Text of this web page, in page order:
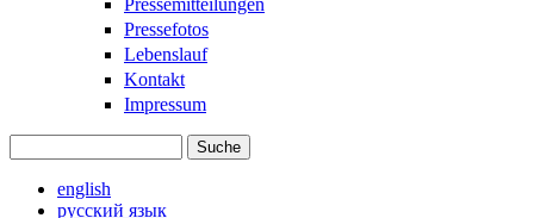
Pressefotos
Lebenslauf
Kontakt
Impressum
english
русский язык